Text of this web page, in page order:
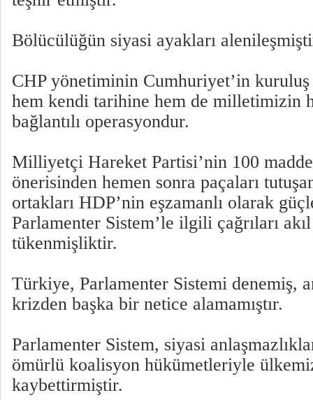
Bölücülüğün siyasi ayakları
CHP yönetiminin Cumhuriyet’in kuruluş
hem kendi tarihine hem de milletimizin
bağlantılı operasyondur.
Milliyetçi Hareket Partisi’nin 100
önerisinden hemen sonra paçaları
ortakları HDP’nin eşzamanlı olarak
Parlamenter Sistem’le ilgili çağrıları
tükenmişliktir.
Türkiye, Parlamenter Sistemi denemiş,
krizden başka bir netice alamamıştır.
Parlamenter Sistem, siyasi
ömürlü koalisyon hükümetleriyle
kaybettirmiştir.